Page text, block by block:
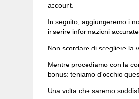
account.
In seguito, aggiungeremo i
inserire informazioni
Non scordare di scegliere la
Mentre procediamo con la
bonus: teniamo d'occhio
Una volta che saremo